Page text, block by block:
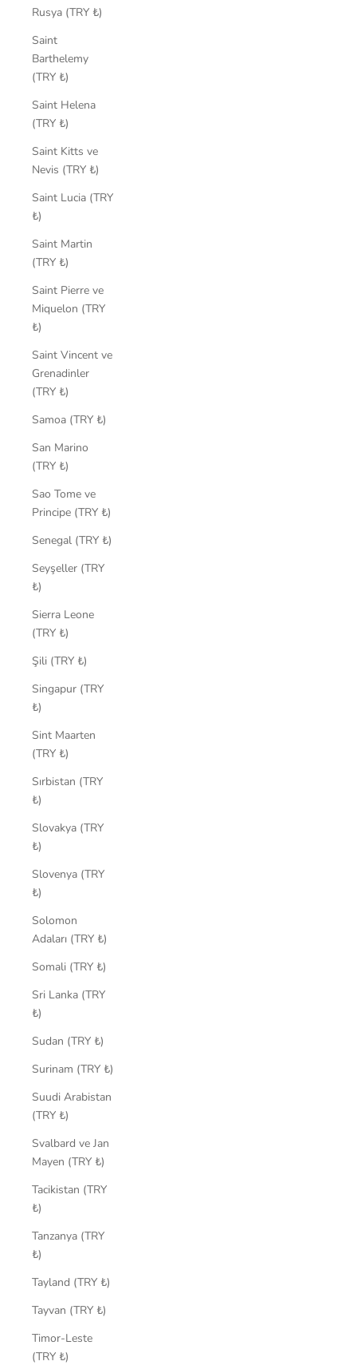
Rusya (TRY ₺)
Saint
Barthelemy
(TRY ₺)
Saint Helena
(TRY ₺)
Saint Kitts ve
Nevis (TRY ₺)
Saint Lucia (TRY
₺)
Saint Martin
(TRY ₺)
Saint Pierre ve
Miquelon (TRY
₺)
Saint Vincent ve
Grenadinler
(TRY ₺)
Samoa (TRY ₺)
San Marino
(TRY ₺)
Sao Tome ve
Principe (TRY ₺)
Senegal (TRY ₺)
Seyşeller (TRY
₺)
Sierra Leone
(TRY ₺)
Şili (TRY ₺)
Singapur (TRY
₺)
Sint Maarten
(TRY ₺)
Sırbistan (TRY
₺)
Slovakya (TRY
₺)
Slovenya (TRY
₺)
Solomon
Adaları (TRY ₺)
Somali (TRY ₺)
Sri Lanka (TRY
₺)
Sudan (TRY ₺)
Surinam (TRY ₺)
Suudi Arabistan
(TRY ₺)
Svalbard ve Jan
Mayen (TRY ₺)
Tacikistan (TRY
₺)
Tanzanya (TRY
₺)
Tayland (TRY ₺)
Tayvan (TRY ₺)
Timor-Leste
(TRY ₺)